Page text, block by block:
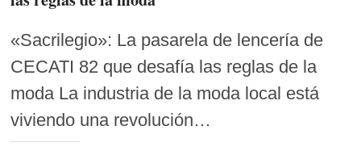
«Sacrilegio»: La pasarela de lencería de
CECATI 82 que desafía las reglas de la
moda La industria de la moda local está
viviendo una revolución…